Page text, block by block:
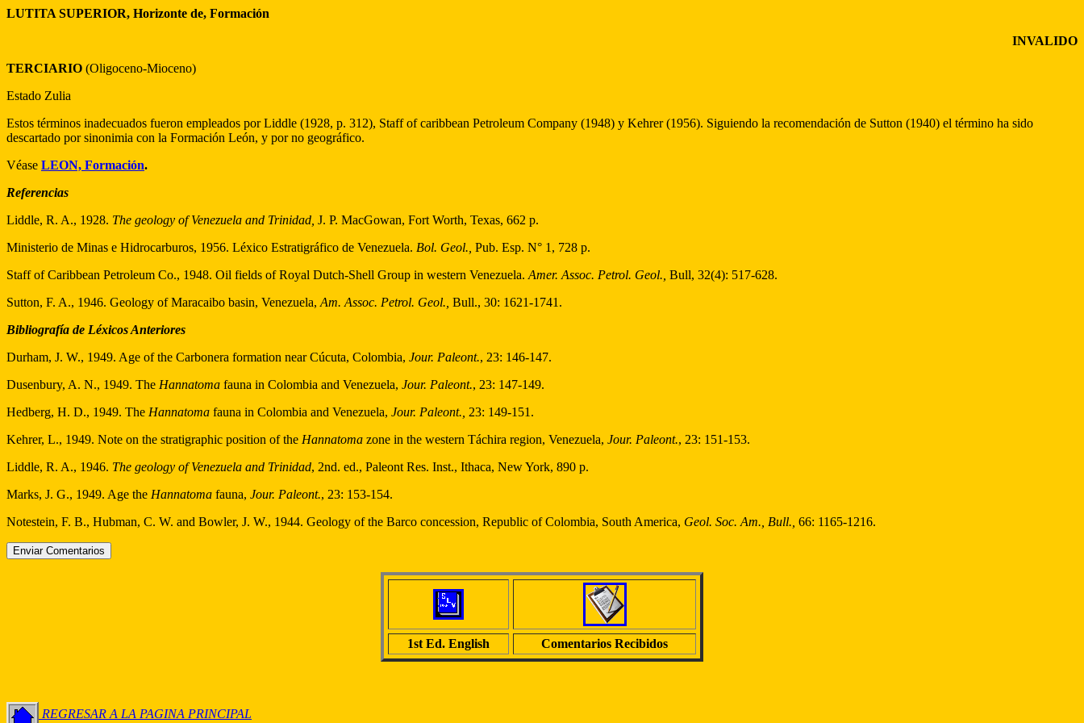
LUTITA SUPERIOR, Horizonte de, Formación
INVALIDO
TERCIARIO (Oligoceno-Mioceno)
Estado Zulia
Estos términos inadecuados fueron empleados por Liddle (1928, p. 312), Staff of caribbean Petroleum Company (1948) y Kehrer (1956). Siguiendo la recomendación de Sutton (1940) el término ha sido
descartado por sinonimia con la Formación León, y por no geográfico.
Véase LEON, Formación.
Referencias
Liddle, R. A., 1928. The geology of Venezuela and Trinidad, J. P. MacGowan, Fort Worth, Texas, 662 p.
Ministerio de Minas e Hidrocarburos, 1956. Léxico Estratigráfico de Venezuela. Bol. Geol., Pub. Esp. N° 1, 728 p.
Staff of Caribbean Petroleum Co., 1948. Oil fields of Royal Dutch-Shell Group in western Venezuela. Amer. Assoc. Petrol. Geol., Bull, 32(4): 517-628.
Sutton, F. A., 1946. Geology of Maracaibo basin, Venezuela, Am. Assoc. Petrol. Geol., Bull., 30: 1621-1741.
Bibliografía de Léxicos Anteriores
Durham, J. W., 1949. Age of the Carbonera formation near Cúcuta, Colombia, Jour. Paleont., 23: 146-147.
Dusenbury, A. N., 1949. The Hannatoma fauna in Colombia and Venezuela, Jour. Paleont., 23: 147-149.
Hedberg, H. D., 1949. The Hannatoma fauna in Colombia and Venezuela, Jour. Paleont., 23: 149-151.
Kehrer, L., 1949. Note on the stratigraphic position of the Hannatoma zone in the western Táchira region, Venezuela, Jour. Paleont., 23: 151-153.
Liddle, R. A., 1946. The geology of Venezuela and Trinidad, 2nd. ed., Paleont Res. Inst., Ithaca, New York, 890 p.
Marks, J. G., 1949. Age the Hannatoma fauna, Jour. Paleont., 23: 153-154.
Notestein, F. B., Hubman, C. W. and Bowler, J. W., 1944. Geology of the Barco concession, Republic of Colombia, South America, Geol. Soc. Am., Bull., 66: 1165-1216.
1st Ed. English Comentarios Recibidos
REGRESAR A LA PAGINA PRINCIPAL